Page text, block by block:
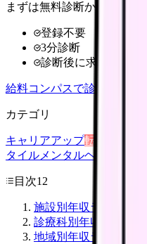
まずは無料診断から
登録不要
3分診断
診断後に求人比較
給料コンパスで診断
カテゴリ
キャリアアップ転職ガイド
タイル メンタルヘルス
目次12
施設別年収ランキング
診療科別年収ランキ
地域別年収ランキング